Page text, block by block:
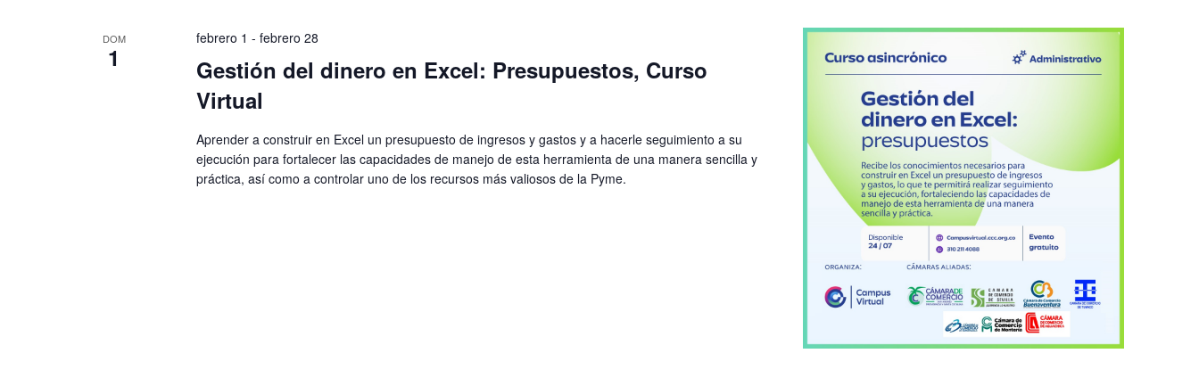
DOM
1
febrero 1 - febrero 28
Gestión del dinero en Excel: Presupuestos, Curso
Virtual
Aprender a construir en Excel un presupuesto de ingresos y gastos y a hacerle seguimiento a su
ejecución para fortalecer las capacidades de manejo de esta herramienta de una manera sencilla y
práctica, así como a controlar uno de los recursos más valiosos de la Pyme.